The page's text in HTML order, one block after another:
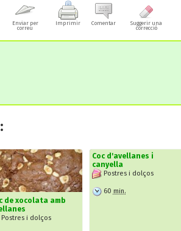
Enviar per
correu
Imprimir Comentar
Suggerir una
correcció
de xocolata amb
i dolços
Coc d'avellanes i
canyella
Postres i dolços
60 min.